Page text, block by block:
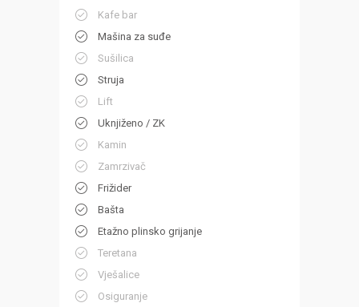
Kafe bar
Mašina za suđe
Sušilica
Struja
Lift
Uknjiženo / ZK
Kamin
Zamrzivač
Frižider
Bašta
Etažno plinsko grijanje
Teretana
Vješalice
Osiguranje